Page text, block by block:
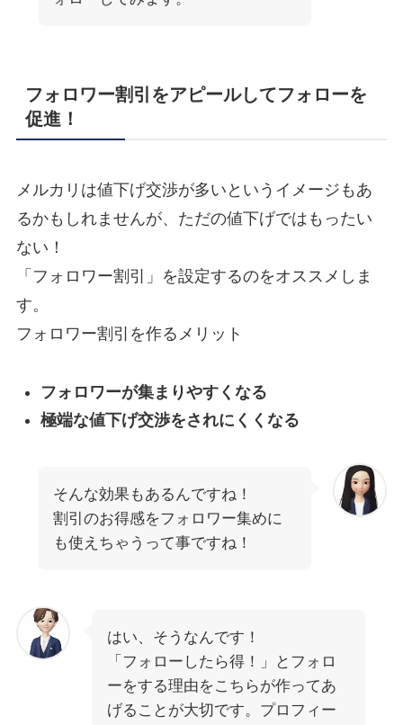
フォロワー割引をアピールしてフォローを
促進！
メルカリは値下げ交渉が多いというイメージもあ
るかもしれませんが、ただの値下げではもったい
ない！
「フォロワー割引」を設定するのをオススメしま
す。
フォロワー割引を作るメリット
フォロワーが集まりやすくなる
極端な値下げ交渉をされにくくなる
そんな効果もあるんですね！
割引のお得感をフォロワー集めに
も使えちゃうって事ですね！
はい、そうなんです！
「フォローしたら得！」とフォロ
ーをする理由をこちらが作ってあ
げることが大切です。プロフィー